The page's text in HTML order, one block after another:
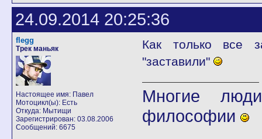
24.09.2014 20:25:36
flegg
Трек маньяк
Настоящее имя: Павел
Мотоцикл(ы): Есть
Откуда: Мытищи
Зарегистрирован: 03.08.2006
Сообщений: 6675
Как только все
"заставили"
Многие
философии